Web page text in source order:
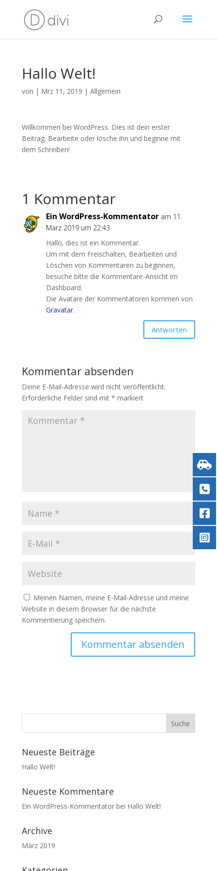
Hallo Welt!
von | Mrz 11, 2019 | Allgemein
Willkommen bei WordPress. Dies ist dein erster
Beitrag. Bearbeite oder lösche ihn und beginne mit
dem Schreiben!
1 Kommentar
Ein WordPress-Kommentator am 11.
März 2019 um 22:43
Hallo, dies ist ein Kommentar.
Um mit dem Freischalten, Bearbeiten und
Löschen von Kommentaren zu beginnen,
besuche bitte die Kommentare-Ansicht im
Dashboard.
Die Avatare der Kommentatoren kommen von
Gravatar.
Antworten
Kommentar absenden
Deine E-Mail-Adresse wird nicht veröffentlicht.
Erforderliche Felder sind mit * markiert
Meinen Namen, meine E-Mail-Adresse und meine
Website in diesem Browser für die nächste
Kommentierung speichern.
Neueste Beiträge
Hallo Welt!
Neueste Kommentare
Ein WordPress-Kommentatorbei Hallo Welt!
Archive
März 2019